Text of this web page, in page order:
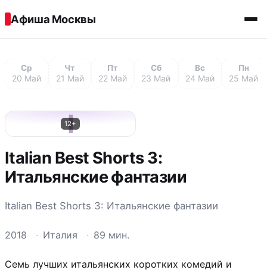
Афиша Москвы
Ср
20 Май
Чт
21 Май
Пт
22 Май
Сб
23 Май
Вс
24 Май
Пн
25 Май
I
12+
Italian Best Shorts 3:
Итальянские фантазии
Italian Best Shorts 3: Итальянские фантазии
2018 · Италия · 89 мин.
Cемь лучших итальянских коротких комедий и